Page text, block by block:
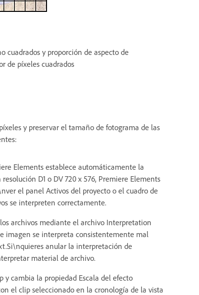
cuadrados y proporción de aspecto de
de píxeles cuadrados
y preservar el tamaño de fotograma de las
Elements establece automáticamente la
D1 o DV 720 x 576, Premiere Elements
el panel Activos del proyecto o el cuadro de
se interpreten correctamente.
archivos mediante el archivo Interpretation
imagen se interpreta consistentemente mal
anular la interpretación de
material de archivo.
cambia la propiedad Escala del efecto
el clip seleccionado en la cronología de la vista